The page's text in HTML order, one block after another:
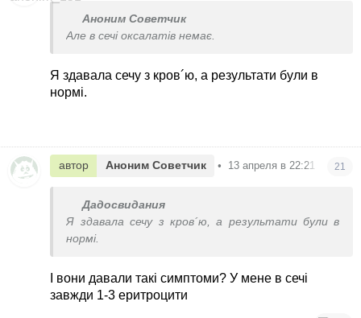
Аноним Советчик
Але в сечі оксалатів немає.
Я здавала сечу з кров´ю, а результати були в
нормі.
автор Аноним Советчик • 13 апреля в 22:21 21
Дадосвидания
Я здавала сечу з кров´ю, а результати були в
нормі.
І вони давали такі симптоми? У мене в сечі
завжди 1-3 еритроцити